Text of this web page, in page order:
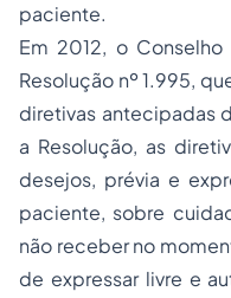
paciente.
Em 2012, o
Resolução nº 1.995,
diretivas antecipadas
a Resolução, as
desejos, prévia e
paciente, sobre
não receber no
de expressar livre e